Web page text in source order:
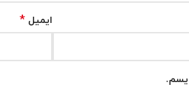
ایمیل *